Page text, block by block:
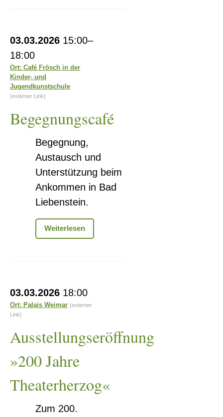
03.03.2026 15:00–
18:00
Ort: Café Frösch in der
Kinder- und
Jugendkunstschule
(externer Link)
Begegnungscafé
Begegnung,
Austausch und
Unterstützung beim
Ankommen in Bad
Liebenstein.
WeiterlesenBegegnungscafé
03.03.2026 18:00
Ort: Palais Weimar (externer
Link)
Ausstellungseröffnung
»200 Jahre
Theaterherzog«
Zum 200.